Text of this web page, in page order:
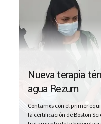
Nueva terapia
agua Rezum
Contamos con el primer
la certificación de Boston